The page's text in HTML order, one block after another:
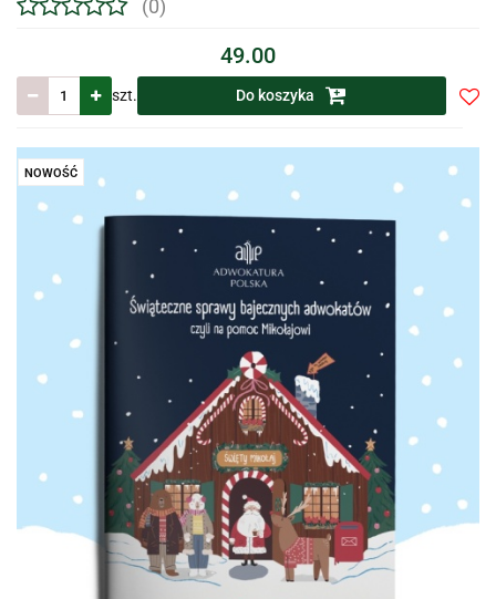
(0)
49.00
szt. Do koszyka
NOWOŚĆ